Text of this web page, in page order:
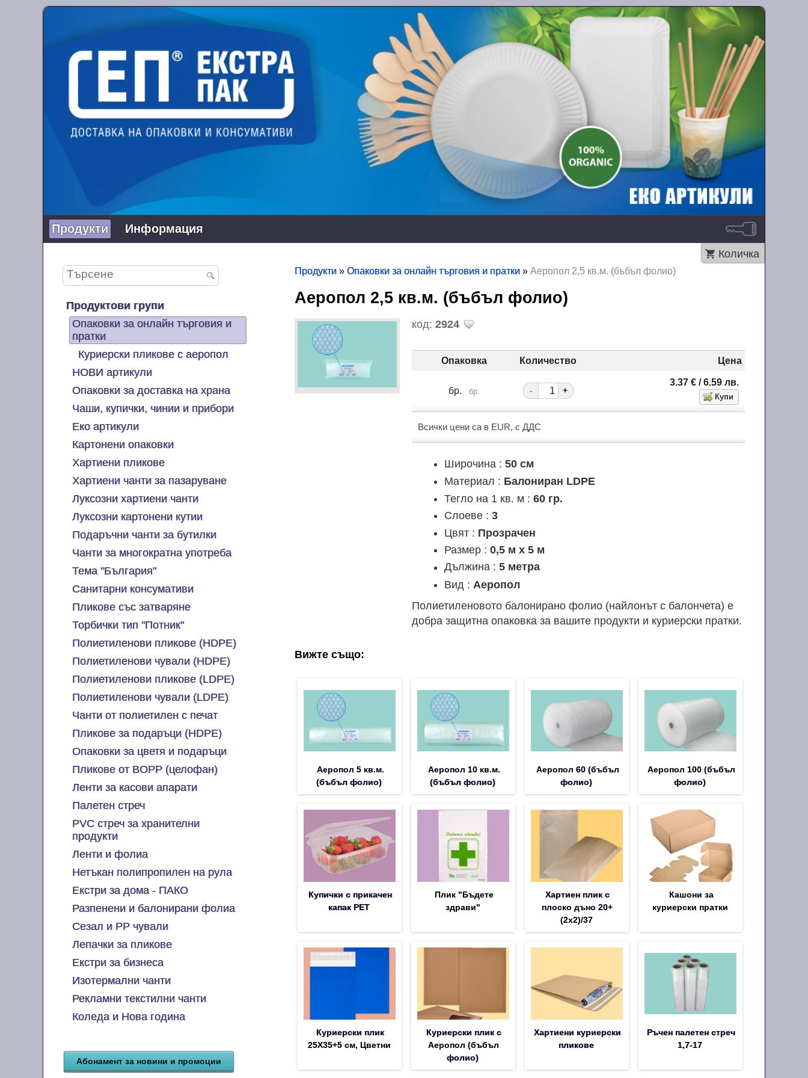
Продукти Информация
Количка
Продуктови групи
Опаковки за онлайн търговия и
пратки
Куриерски пликове с аеропол
НОВИ артикули
Опаковки за доставка на храна
Чаши, купички, чинии и прибори
Еко артикули
Картонени опаковки
Хартиени пликове
Хартиени чанти за пазаруване
Луксозни хартиени чанти
Луксозни картонени кутии
Подаръчни чанти за бутилки
Чанти за многократна употреба
Тема "България"
Санитарни консумативи
Пликове със затваряне
Торбички тип "Потник"
Полиетиленови пликове (HDPE)
Полиетиленови чували (HDPE)
Полиетиленови пликове (LDPE)
Полиетиленови чували (LDPE)
Чанти от полиетилен с печат
Пликове за подаръци (HDPE)
Опаковки за цветя и подаръци
Пликове от BOPP (целофан)
Ленти за касови апарати
Палетен стреч
PVC стреч за хранителни
продукти
Ленти и фолиа
Нетъкан полипропилен на рула
Екстри за дома - ПАКО
Разпенени и балонирани фолиа
Сезал и PP чували
Лепачки за пликове
Екстри за бизнеса
Изотермални чанти
Рекламни текстилни чанти
Коледа и Нова година
Продукти »Опаковки за онлайн търговия и пратки »Аеропол 2,5 кв.м. (бъбъл фолио)
Аеропол 2,5 кв.м. (бъбъл фолио)
код:2924
Опаковка Количество Цена
бр. бр. - +
3.37€ / 6.59лв.
Всички цени са в EUR, с ДДС
Широчина :50 см
Материал : Балониран LDPE
Тегло на 1 кв. м :60 гр.
Слоеве :3
Цвят : Прозрачен
Размер :0,5 м х 5 м
Дължина :5 метра
Вид : Аеропол
Полиетиленовото балонирано фолио (найлонът с балончета) е
добра защитна опаковка за вашите продукти и куриерски пратки.
Вижте също:
Аеропол 5 кв.м.
(бъбъл фолио)
Аеропол 10 кв.м.
(бъбъл фолио)
Аеропол 60 (бъбъл
фолио)
Аеропол 100 (бъбъл
фолио)
Купички с прикачен
капак PET
Плик "Бъдете
здрави"
Хартиен плик с
плоско дъно 20+
(2х2)/37
Кашони за
куриерски пратки
Куриерски плик
25Х35+5 см, Цветни
Куриерски плик с
Аеропол (бъбъл
фолио)
Хартиени куриерски
пликове
Ръчен палетен стреч
1,7-17